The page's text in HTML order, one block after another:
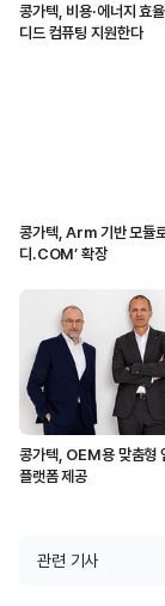
콩가텍, 비용·에너지 효
디드 컴퓨팅 지원한다
콩가텍, Arm 기반 모듈로
디.COM’ 확장
콩가텍, OEM용 맞춤형
플랫폼 제공
관련 기사